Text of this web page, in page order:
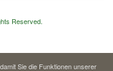
Reserved.
Sie die Funktionen unserer